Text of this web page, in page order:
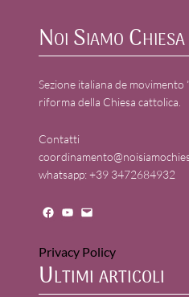
Noi Siamo Chiesa
Sezione italiana de movimento
riforma della Chiesa cattolica.
Contatti
whatsapp: +39 3472684932
Facebook YouTube Mail
Privacy Policy
Ultimi articoli